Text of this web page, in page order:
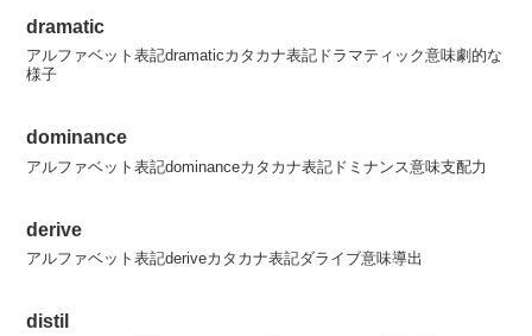
dramatic
アルファベット表記dramaticカタカナ表記ドラマティック意味劇的な
様子
dominance
アルファベット表記dominanceカタカナ表記ドミナンス意味支配力
derive
アルファベット表記deriveカタカナ表記ダライブ意味導出
distil